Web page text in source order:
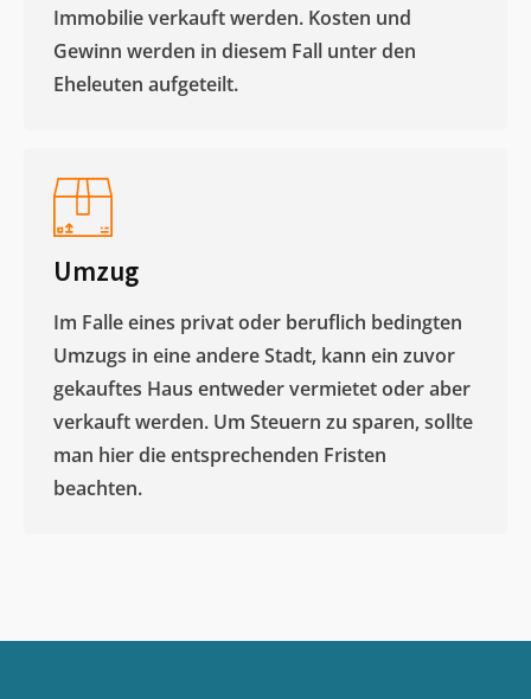
Immobilie verkauft werden. Kosten und
Gewinn werden in diesem Fall unter den
Eheleuten aufgeteilt.​
Umzug
Im Falle eines privat oder beruflich bedingten
Umzugs in eine andere Stadt, kann ein zuvor
gekauftes Haus entweder vermietet oder aber
verkauft werden. Um Steuern zu sparen, sollte
man hier die entsprechenden Fristen
beachten.